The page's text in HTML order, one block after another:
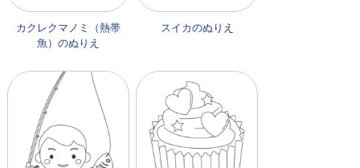
カクレクマノミ（熱帯
魚）のぬりえ
スイカのぬりえ